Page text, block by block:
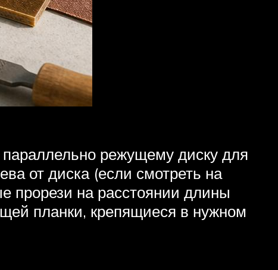
параллельно режущему диску для
от диска (если смотреть на
прорези на расстоянии длины
планки, крепящиеся в нужном